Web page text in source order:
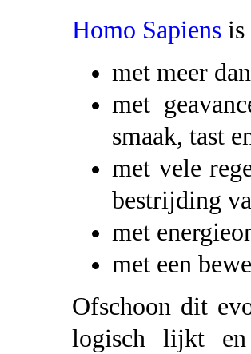
Homo Sapiens is
met meer
met
smaak, tast
met vele
bestrijding
met
met een
Ofschoon dit
logisch lijkt